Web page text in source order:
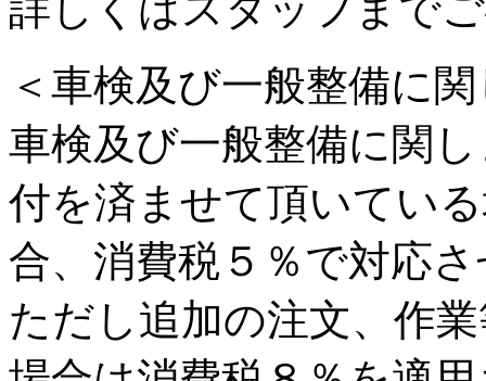
詳しくはスタッフまで
＜車検及び一般整備に
車検及び一般整備に関
付を済ませて頂いてい
合、消費税５％で対応
ただし追加の注文、作